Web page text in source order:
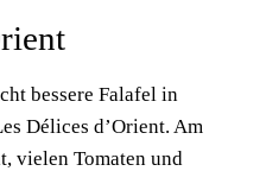
bessere Falafel in
Délices d’Orient. Am
vielen Tomaten und